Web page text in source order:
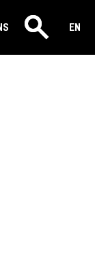
EN
Rechercher